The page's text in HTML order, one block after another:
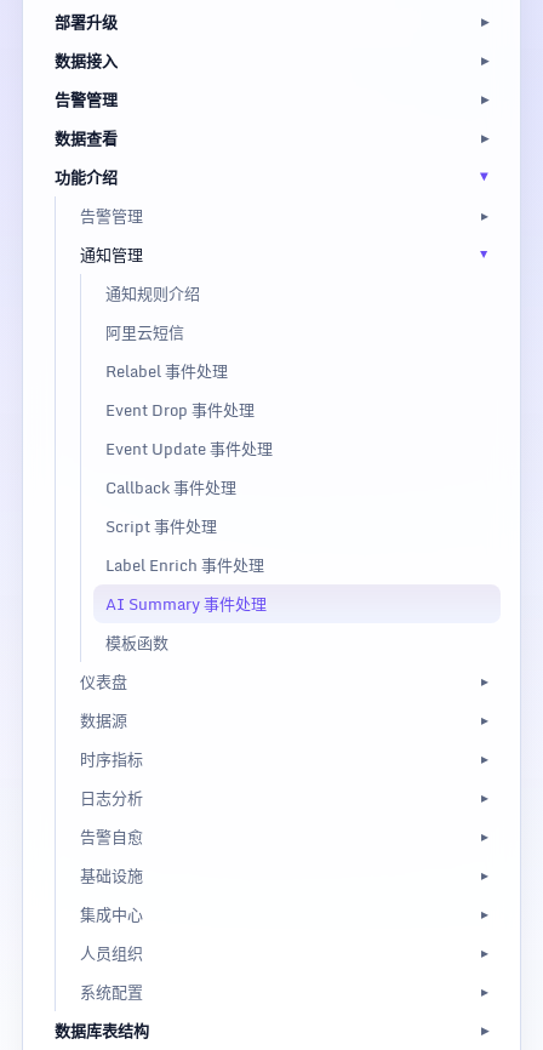
部署升级
数据接入
告警管理
数据查看
功能介绍
告警管理
通知管理
通知规则介绍
阿里云短信
Relabel 事件处理
Event Drop 事件处理
Event Update 事件处理
Callback 事件处理
Script 事件处理
Label Enrich 事件处理
AI Summary 事件处理
模板函数
仪表盘
数据源
时序指标
日志分析
告警自愈
基础设施
集成中心
人员组织
系统配置
数据库表结构